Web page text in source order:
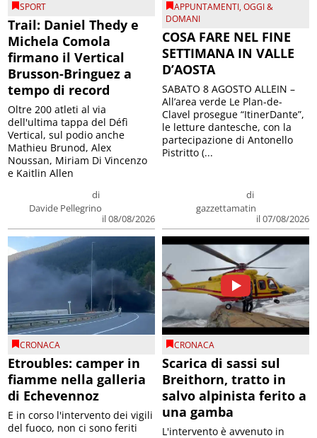
SPORT
Trail: Daniel Thedy e
Michela Comola
firmano il Vertical
Brusson-Bringuez a
tempo di record
di
Davide Pellegrino
il 08/08/2026
Oltre 200 atleti al via
dell'ultima tappa del Défì
Vertical, sul podio anche
Mathieu Brunod, Alex
Noussan, Miriam Di Vincenzo
e Kaitlin Allen
APPUNTAMENTI,OGGI &
DOMANI
COSA FARE NEL FINE
SETTIMANA IN VALLE
D’AOSTA
di
gazzettamatin
il 07/08/2026
SABATO 8 AGOSTO ALLEIN –
All’area verde Le Plan-de-
Clavel prosegue “ItinerDante”,
le letture dantesche, con la
partecipazione di Antonello
Pistritto (...
CRONACA
Etroubles: camper in
fiamme nella galleria
di Echevennoz
E in corso l'intervento dei vigili
del fuoco, non ci sono feriti
CRONACA
Scarica di sassi sul
Breithorn, tratto in
salvo alpinista ferito a
una gamba
L'intervento è avvenuto in